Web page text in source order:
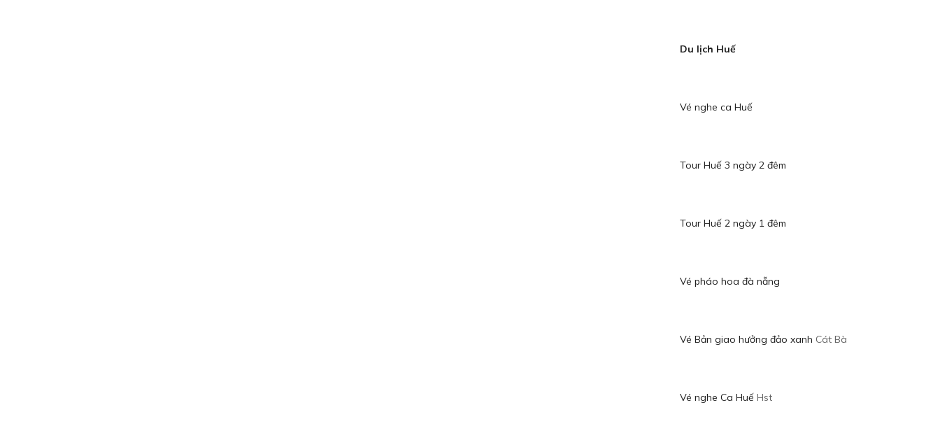
Du lịch Huế
Vé nghe ca Huế
Tour Huế 3 ngày 2 đêm
Tour Huế 2 ngày 1 đêm
Vé pháo hoa đà nẵng
Vé Bản giao hưởng đảo xanh Cát Bà
Vé nghe Ca Huế Hst